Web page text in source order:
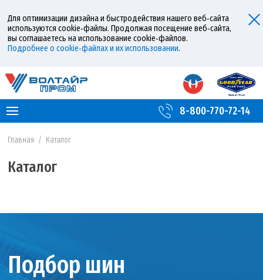
Для оптимизации дизайна и быстродействия нашего веб‑сайта
используются cookie‑файлы. Продолжая посещение веб‑сайта,
вы соглашаетесь на использование cookie‑файлов.
Подробнее о cookie‑файлах и их использовании.
8-800-770-72-14
Главная / Каталог
Каталог
Подбор шин